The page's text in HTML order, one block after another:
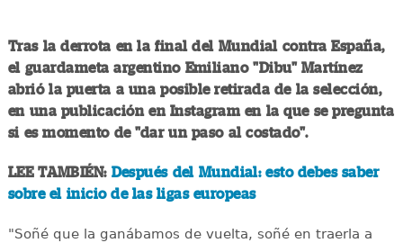
Tras la derrota en la final del Mundial contra España,
el guardameta argentino Emiliano "Dibu" Martínez
abrió la puerta a una posible retirada de la selección,
en una publicación en Instagram en la que se pregunta
si es momento de "dar un paso al costado".
LEE TAMBIÉN: Después del Mundial: esto debes saber
sobre el inicio de las ligas europeas
"Soñé que la ganábamos de vuelta, soñé en traerla a